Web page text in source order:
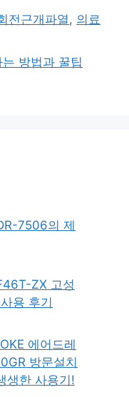
전근개파열 , 의료
방법과 꿀팁
7506의 제
ZX 고성
용 후기
에어드레
방문설치
생한 사용기!